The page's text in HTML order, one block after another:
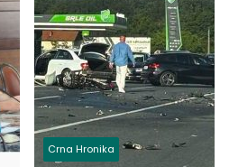
Crna Hronika